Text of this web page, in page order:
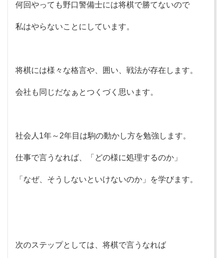
何回やっても野口警備士には将棋で勝てないので
私はやらないことにしています。
将棋には様々な格言や、囲い、戦法が存在します。
会社も同じだなぁとつくづく思います。
社会人1年～2年目は駒の動かし方を勉強します。
仕事で言うなれば、「どの様に処理するのか」
「なぜ、そうしないといけないのか」を学びます。
次のステップとしては、将棋で言うなれば